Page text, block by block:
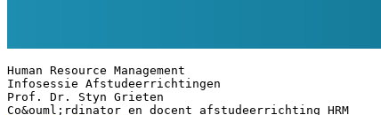
Human Resource Management
Infosessie Afstudeerrichtingen
Prof. Dr. Styn Grieten